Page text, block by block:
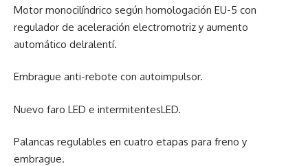
Motor monocilíndrico según homologación EU-5 con
regulador de aceleración electromotriz y aumento
automático delralentí.
Embrague anti-rebote con autoimpulsor.
Nuevo faro LED e intermitentesLED.
Palancas regulables en cuatro etapas para freno y
embrague.